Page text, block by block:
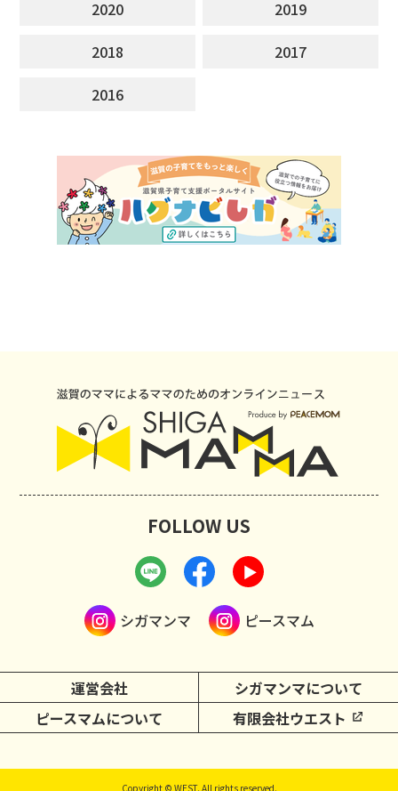
2020
2019
2018
2017
2016
運営会社
シガマンマについて
ピースマムについて
有限会社ウエスト
FOLLOW US
シガマンマ ピースマム
Copyright © WEST. All rights reserved.